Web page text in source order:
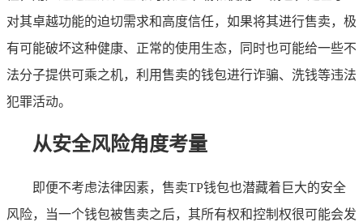
对其卓越功能的迫切需求和高度信任，如果将其进行售卖，极
有可能破坏这种健康、正常的使用生态，同时也可能给一些不
法分子提供可乘之机，利用售卖的钱包进行诈骗、洗钱等违法
犯罪活动。
从安全风险角度考量
即便不考虑法律因素，售卖TP钱包也潜藏着巨大的安全
风险，当一个钱包被售卖之后，其所有权和控制权很可能会发